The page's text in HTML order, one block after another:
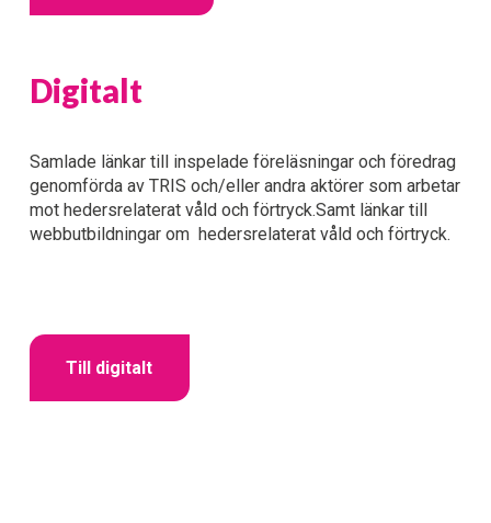
Digitalt
Samlade länkar till inspelade föreläsningar och föredrag
genomförda av TRIS och/eller andra aktörer som arbetar
mot hedersrelaterat våld och förtryck.Samt länkar till
webbutbildningar om  hedersrelaterat våld och förtryck.
Till digitalt